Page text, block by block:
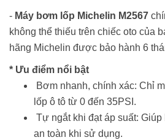
- Máy bơm lốp Michelin M2567
không thể thiếu trên chiếc oto của
hãng Michelin được bảo hành 6
* Ưu điểm nổi bật
Bơm nhanh, chính xác: Chỉ
lốp ô tô từ 0 đến 35PSI.
Tự ngắt khi đạt áp suất:
an toàn khi sử dụng.